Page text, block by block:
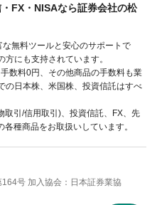
FX・NISAなら証券会社の松
無料ツールと安心のサポートで
にも支持されています。
数料0円、その他商品の手数料も業
の日本株、米国株、投資信託はすべ
取引/信用取引)、投資信託、FX、先
種商品をお取扱いしています。
号 加入協会：日本証券業協